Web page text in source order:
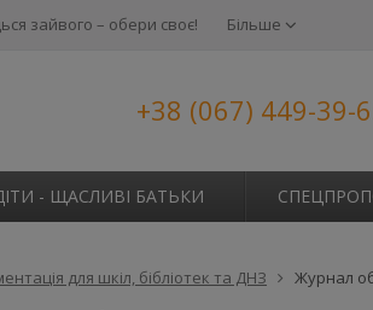
зайвого – обери своє! Більше
+38 (067) 449-39-
- ЩАСЛИВІ БАТЬКИ
для шкіл, бібліотек та ДНЗ Журнал